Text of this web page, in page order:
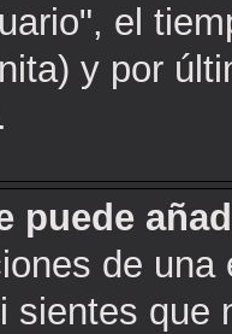
el
y por
puede
de
sientes que